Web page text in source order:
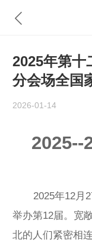
2025年第十
分会场全国
2026-01-14
2025--
2025年12月27
举办第12届。宽
北的人们紧密相